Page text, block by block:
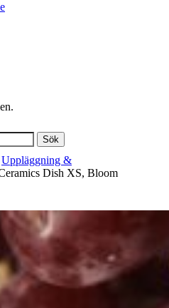
Sök
Uppläggning &
Dish XS, Bloom